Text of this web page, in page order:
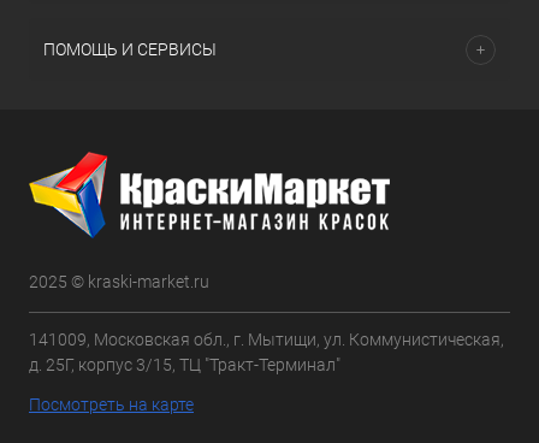
ПОМОЩЬ И СЕРВИСЫ
2025 © kraski-market.ru
141009, Московская обл., г. Мытищи, ул. Коммунистическая,
д. 25Г, корпус 3/15, ТЦ "Тракт-Терминал"
Посмотреть на карте